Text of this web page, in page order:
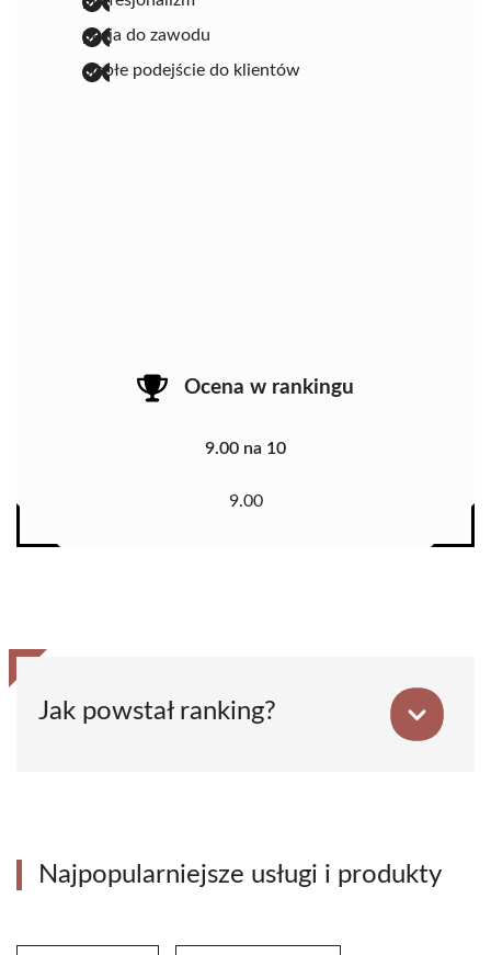
pasja do zawodu
ciepłe podejście do klientów
Ocena w rankingu
9.00 na 10
9.00
Jak powstał ranking?
Najpopularniejsze usługi i produkty